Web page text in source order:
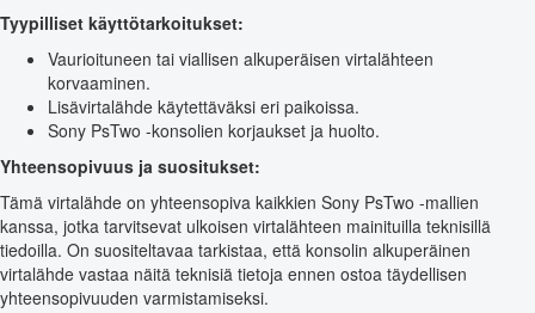
Tyypilliset käyttötarkoitukset:
Vaurioituneen tai viallisen alkuperäisen virtalähteen
korvaaminen.
Lisävirtalähde käytettäväksi eri paikoissa.
Sony PsTwo -konsolien korjaukset ja huolto.
Yhteensopivuus ja suositukset:
Tämä virtalähde on yhteensopiva kaikkien Sony PsTwo -mallien
kanssa, jotka tarvitsevat ulkoisen virtalähteen mainituilla teknisillä
tiedoilla. On suositeltavaa tarkistaa, että konsolin alkuperäinen
virtalähde vastaa näitä teknisiä tietoja ennen ostoa täydellisen
yhteensopivuuden varmistamiseksi.